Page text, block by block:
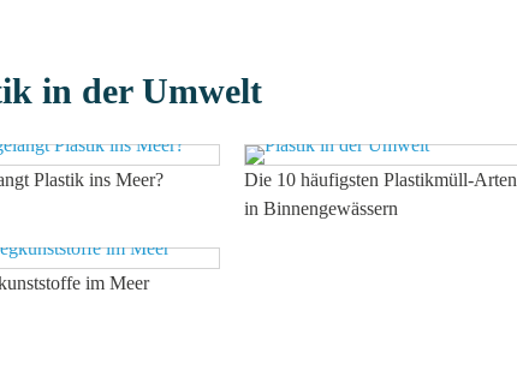
in der Umwelt
Plastik ins Meer?
Die 10 häufigsten Plastikmüll-Arten
in Binnengewässern
im Meer